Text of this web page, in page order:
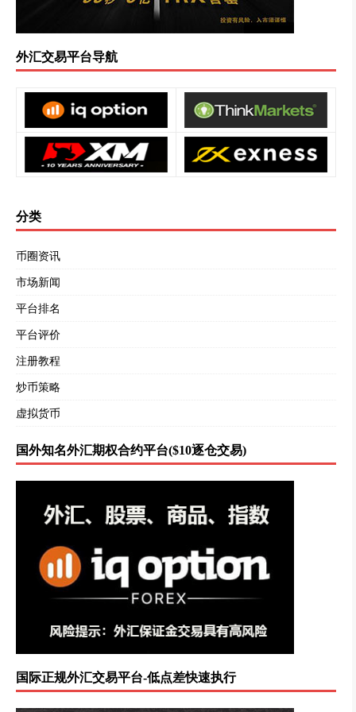
外汇交易平台导航
分类
币圈资讯
市场新闻
平台排名
平台评价
注册教程
炒币策略
虚拟货币
国外知名外汇期权合约平台($10逐仓交易)
国际正规外汇交易平台-低点差快速执行